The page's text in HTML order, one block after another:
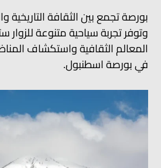
بورصة تجمع بين الثقافة التاريخية
وتوفر تجربة سياحية متنوعة للزوار
المعالم الثقافية واستكشاف
في بورصة اسطنبول.